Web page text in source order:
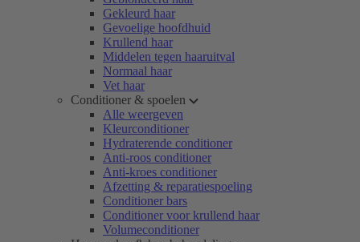
Gekleurd haar
Gevoelige hoofdhuid
Krullend haar
Middelen tegen haaruitval
Normaal haar
Vet haar
Conditioner & spoelen
Alle weergeven
Kleurconditioner
Hydraterende conditioner
Anti-roos conditioner
Anti-kroes conditioner
Afzetting & reparatiespoeling
Conditioner bars
Conditioner voor krullend haar
Volumeconditioner